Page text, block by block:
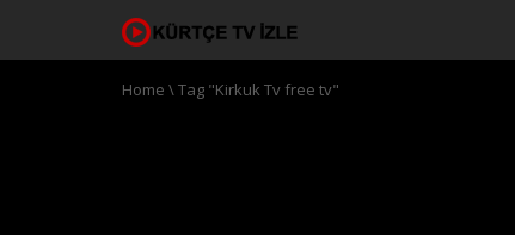
Home \Tag "Kirkuk Tv free tv"